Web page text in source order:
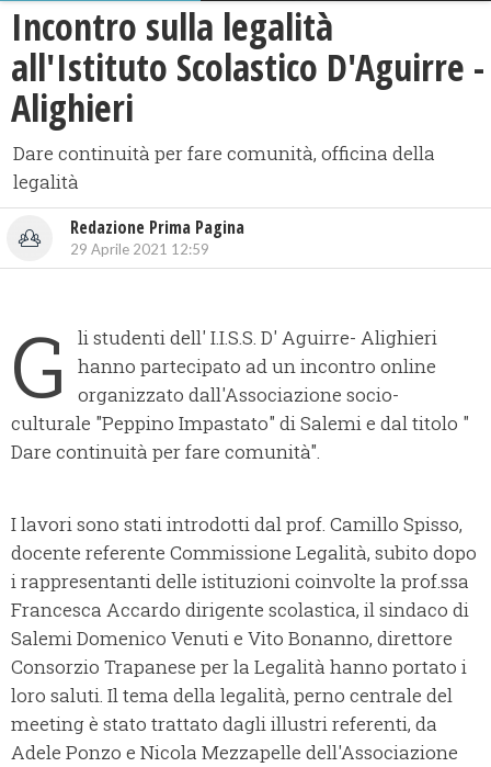
Incontro sulla legalità
all'Istituto Scolastico D'Aguirre -
Alighieri
Dare continuità per fare comunità, officina della
legalità
Redazione Prima Pagina
29 Aprile 2021 12:59
G
li studenti dell' I.I.S.S. D' Aguirre- Alighieri
hanno partecipato ad un incontro online
organizzato dall'Associazione socio-
culturale "Peppino Impastato" di Salemi e dal titolo "
Dare continuità per fare comunità".
I lavori sono stati introdotti dal prof. Camillo Spisso,
docente referente Commissione Legalità, subito dopo
i rappresentanti delle istituzioni coinvolte la prof.ssa
Francesca Accardo dirigente scolastica, il sindaco di
Salemi Domenico Venuti e Vito Bonanno, direttore
Consorzio Trapanese per la Legalità hanno portato i
loro saluti. Il tema della legalità, perno centrale del
meeting è stato trattato dagli illustri referenti, da
Adele Ponzo e Nicola Mezzapelle dell'Associazione